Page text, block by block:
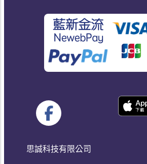
思誠科技有限公司